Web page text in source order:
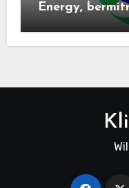
Energy,
transisi energi